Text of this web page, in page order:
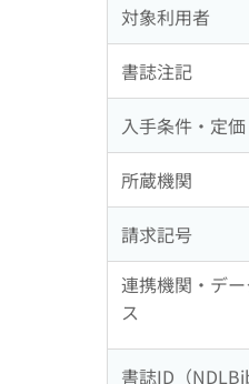
対象利用者
書誌注記
入手条件・定価
所蔵機関
請求記号
連携機関・デ
ス
書誌ID（